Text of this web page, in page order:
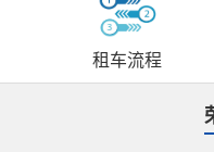
租车流程